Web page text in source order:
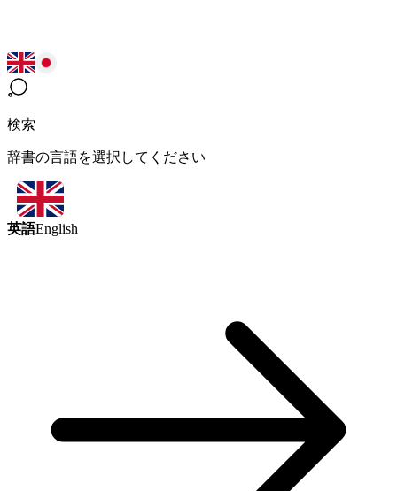
検索
辞書の言語を選択してください
英語English